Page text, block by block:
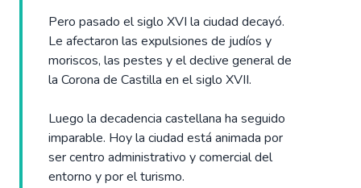
Pero pasado el siglo XVI la ciudad decayó.
Le afectaron las expulsiones de judíos y
moriscos, las pestes y el declive general de
la Corona de Castilla en el siglo XVII.
Luego la decadencia castellana ha seguido
imparable. Hoy la ciudad está animada por
ser centro administrativo y comercial del
entorno y por el turismo.